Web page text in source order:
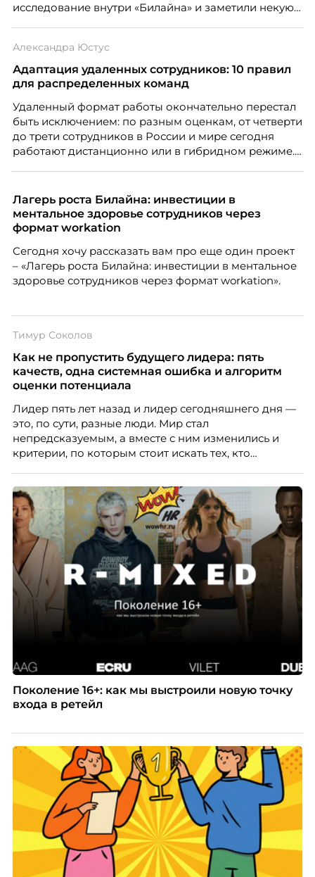
исследование внутри «Билайна» и заметили некую
благодарности и публичного признания.
Александра Юстус
Адаптация удаленных сотрудников: 10 правил
для распределенных команд
Удаленный формат работы окончательно перестал
быть исключением: по разным оценкам, от четверти
до трети сотрудников в России и мире сегодня
работают дистанционно или в гибридном режиме.
адаптация во многом происходит сама собой, то на
расстоянии она требует осознанного
проектирования — иначе компания рискует
Лагерь роста Билайна: инвестиции в
ментальное здоровье сотрудников через
формат workation
Сегодня хочу рассказать вам про еще один проект
– «Лагерь роста Билайна: инвестиции в ментальное
здоровье сотрудников через формат workation».
Тимур Соколов
Как не пропустить будущего лидера: пять
качеств, одна системная ошибка и алгоритм
оценки потенциала
Лидер пять лет назад и лидер сегодняшнего дня —
это, по сути, разные люди. Мир стал
непредсказуемым, а вместе с ним изменились и
критерии, по которым стоит искать тех, кто
«свадебного генерала», почему стандартные
системы оценки часто упускают самых талантливых
людей и как выявить лидерский потенциал ещё до
того, как он проявится в цифрах KPI, рассказывает
Тимур Соколов, ключевой эксперт по
стратегическому развитию и формированию
культуры лидерства в организациях.
Поколение 16+: как мы выстроили новую точку
входа в ретейл